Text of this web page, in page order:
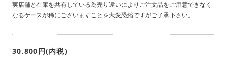
実店舗と在庫を共有している為売り違いによりご注文品をご用意できなく
なるケースが稀にございますことを大変恐縮ですがご了承下さい。
30,800円(内税)